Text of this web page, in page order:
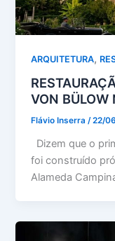
ARQUITETURA,
VON BÜLOW
Flávio Inserra/22/
Dizem que o
foi construído
Alameda